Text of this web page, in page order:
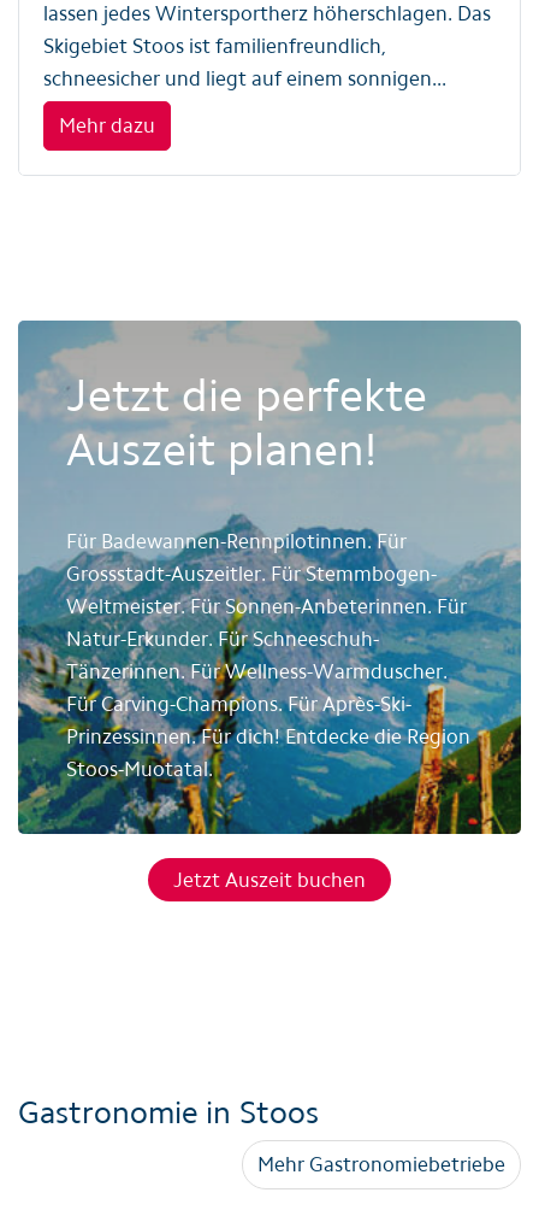
lassen jedes Wintersportherz höherschlagen. Das
Skigebiet Stoos ist familienfreundlich,
schneesicher und liegt auf einem sonnigen...
Mehr dazu
Jetzt die perfekte
Auszeit planen!
Für Badewannen-Rennpilotinnen. Für
Grossstadt-Auszeitler. Für Stemmbogen-
Weltmeister. Für Sonnen-Anbeterinnen. Für
Natur-Erkunder. Für Schneeschuh-
Tänzerinnen. Für Wellness-Warmduscher.
Für Carving-Champions. Für Après-Ski-
Prinzessinnen. Für dich! Entdecke die Region
Stoos-Muotatal.
Jetzt Auszeit buchen
Gastronomie in Stoos
Mehr Gastronomiebetriebe